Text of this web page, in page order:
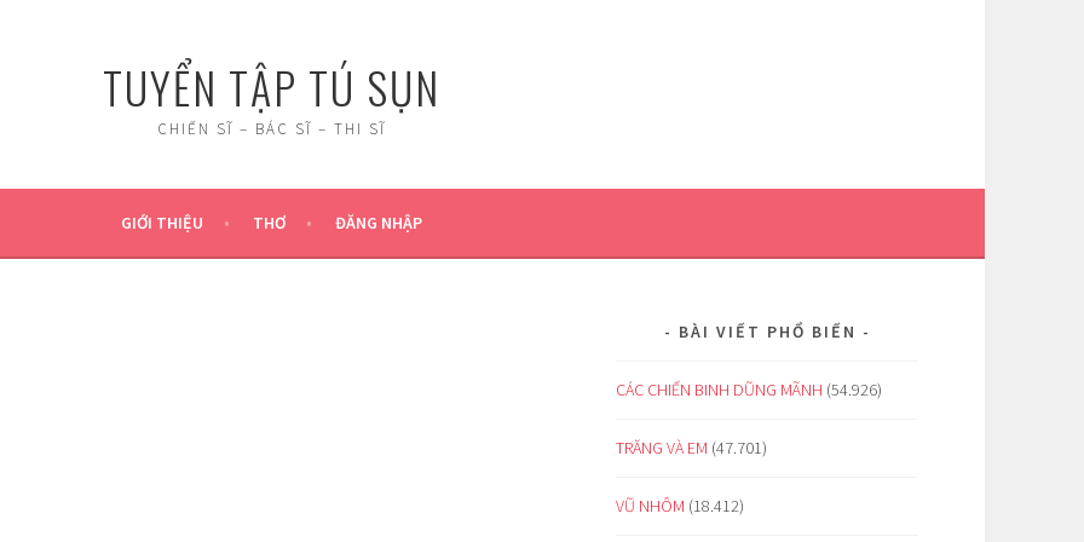
TUYỂN TẬP TÚ SỤN
CHIẾN SĨ – BÁC SĨ – THI SĨ
GIỚI THIỆU THƠ ĐĂNG NHẬP
BÀI VIẾT PHỔ BIẾN
CÁC CHIẾN BINH DŨNG MÃNH (54.926)
TRĂNG VÀ EM (47.701)
VŨ NHÔM (18.412)